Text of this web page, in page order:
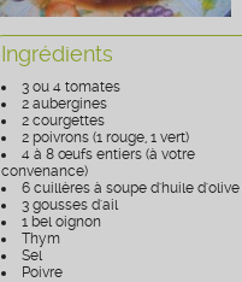
Ingrédients
3 ou 4 tomates
2 aubergines
2 courgettes
2 poivrons (1 rouge, 1 vert)
4 à 8 œufs entiers (à votre
convenance)
6 cuillères à soupe d'huile d'olive
3 gousses d'ail
1 bel oignon
Thym
Sel
Poivre